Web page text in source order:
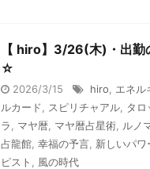
【 hiro】3/26(木)・出勤
☆
2026/3/15 hiro エネル
ルカード
スピリチャアル タロ
ラ
マヤ暦 マヤ暦占星術 ルノ
占龍館 幸福の予言 新しいパワ
ピスト
風の時代